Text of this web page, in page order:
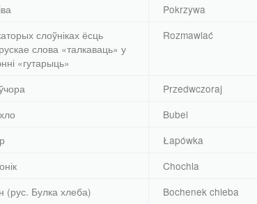
Pokrzywa
слоўніках ёсць
слова «талкаваць» у
«гутарыць»
Rozmawiać
Przedwczoraj
Bubel
Łapówka
Chochla
(рус. Булка хлеба)
Bochenek chleba